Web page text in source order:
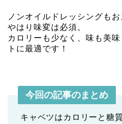
ノンオイルドレッシングもお
やはり味変は必須。
カロリーも少なく、味も美
トに最適です！
今回の記事のまとめ
キャベツはカロリーと糖